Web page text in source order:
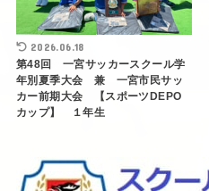
2026.06.18
第48回 一宮サッカースクール学
年別夏季大会 兼 一宮市民サッ
カー前期大会 【スポーツDEPO
カップ】 １年生